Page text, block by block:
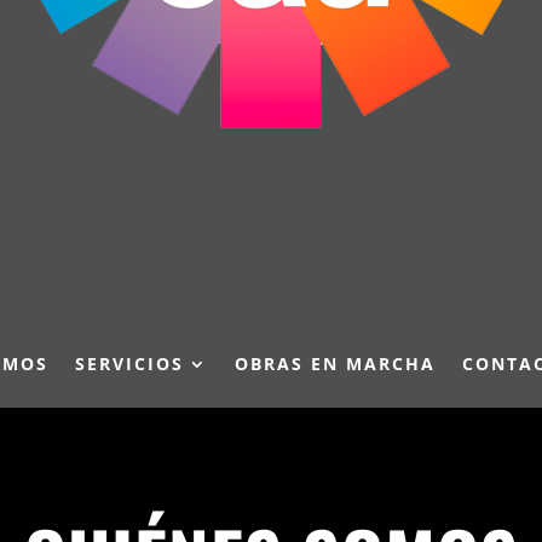
SERVICIOS OBRAS EN MARCHA